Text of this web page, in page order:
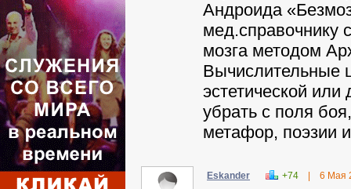
Андроида
мед.справочнику
мозга методом
Вычислительные
эстетической
убрать с поля
метафор, поэзии
Eskander +74 6 Мая